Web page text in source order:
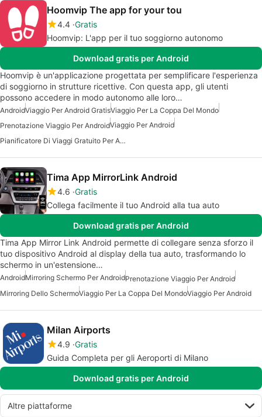
Hoomvip The app for your tou
4.4 Gratis
Hoomvip: L'app per il tuo soggiorno autonomo
Download gratis per Android
Hoomvip è un'applicazione progettata per semplificare l'esperienza
di soggiorno in strutture ricettive. Con questa app, gli utenti
possono accedere in modo autonomo alle loro…
AndroidViaggio Per Android GratisViaggio Per La Coppa Del Mondo
Prenotazione Viaggio Per AndroidViaggio Per Android
Pianificatore Di Viaggi Gratuito Per Android
Tima App MirrorLink Android
4.6 Gratis
Collega facilmente il tuo Android alla tua auto
Download gratis per Android
Tima App Mirror Link Android permette di collegare senza sforzo il
tuo dispositivo Android al display della tua auto, trasformando lo
schermo in un'estensione…
AndroidMirroring Schermo Per AndroidPrenotazione Viaggio Per Android
Mirroring Dello SchermoViaggio Per La Coppa Del MondoViaggio Per Android
Milan Airports
4.9 Gratis
Guida Completa per gli Aeroporti di Milano
Download gratis per Android
Altre piattaforme